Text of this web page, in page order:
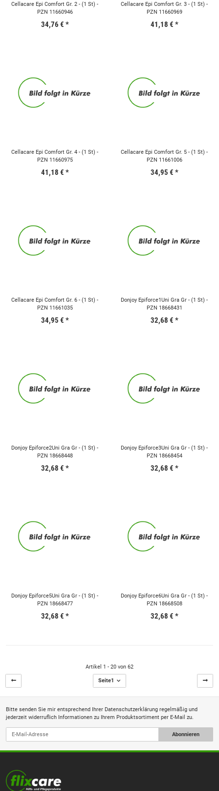
Cellacare Epi Comfort Gr. 2 - (1 St) -
PZN 11660946
34,76 € *
Cellacare Epi Comfort Gr. 3 - (1 St) -
PZN 11660969
41,18 € *
Cellacare Epi Comfort Gr. 4 - (1 St) -
PZN 11660975
41,18 € *
Cellacare Epi Comfort Gr. 5 - (1 St) -
PZN 11661006
34,95 € *
Cellacare Epi Comfort Gr. 6 - (1 St) -
PZN 11661035
34,95 € *
Donjoy Epiforce1Uni Gra Gr - (1 St) -
PZN 18668431
32,68 € *
Donjoy Epiforce2Uni Gra Gr - (1 St) -
PZN 18668448
32,68 € *
Donjoy Epiforce3Uni Gra Gr - (1 St) -
PZN 18668454
32,68 € *
Donjoy Epiforce5Uni Gra Gr - (1 St) -
PZN 18668477
32,68 € *
Donjoy Epiforce6Uni Gra Gr - (1 St) -
PZN 18668508
32,68 € *
Artikel 1 - 20 von 62
Seite1
Bitte senden Sie mir entsprechend Ihrer Datenschutzerklärung regelmäßig und
jederzeit widerruflich Informationen zu Ihrem Produktsortiment per E-Mail zu.
Abonnieren